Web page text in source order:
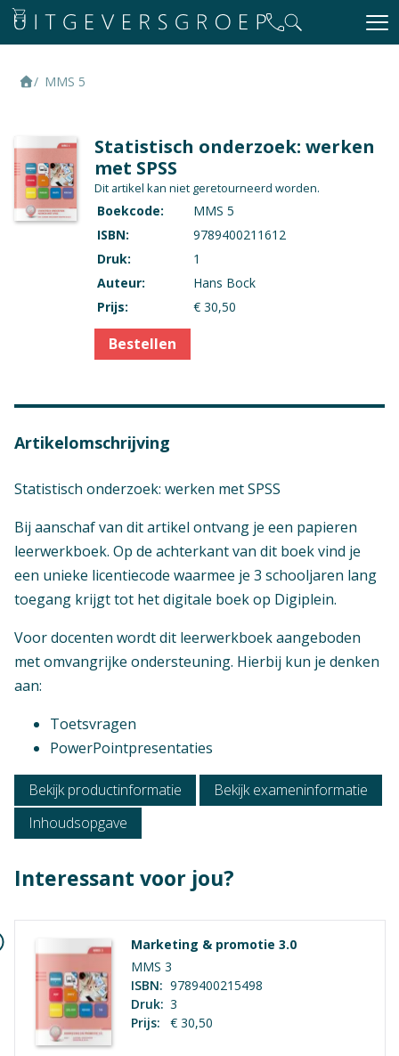
Niveau
Mbo 3, Mbo 4
Mbo: Economie
Praktijkvak
Opleiding / Kwalificatiedossier
Algemeen
Reizen
Frontoffice
Geen hoofdstukken aanwezig
MMS 5
Statistisch onderzoek: werken
met SPSS
Dit artikel kan niet geretourneerd worden.
Boekcode:
MMS 5
ISBN:
9789400211612
Druk:
1
Auteur:
Hans Bock
Prijs:
€ 30,50
Bestellen
Artikelomschrijving
Statistisch onderzoek: werken met SPSS
Bij aanschaf van dit artikel ontvang je een papieren
leerwerkboek. Op de achterkant van dit boek vind je
een unieke licentiecode waarmee je 3 schooljaren lang
toegang krijgt tot het digitale boek op Digiplein.
Voor docenten wordt dit leerwerkboek aangeboden
met omvangrijke ondersteuning. Hierbij kun je denken
aan:
Toetsvragen
PowerPointpresentaties
Bekijk productinformatie
Bekijk exameninformatie
Inhoudsopgave
Interessant voor jou?
Marketing & promotie 3.0
MMS 3
ISBN: 9789400215498
Druk: 3
Prijs:
€ 30,50